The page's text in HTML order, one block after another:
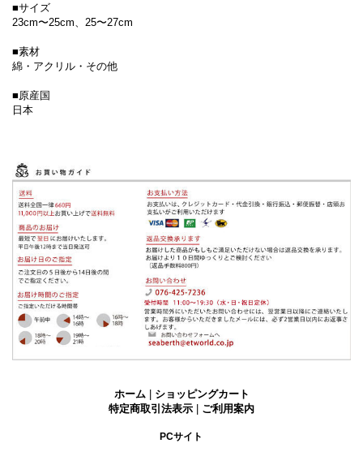
■サイズ
23cm〜25cm、25〜27cm
■素材
綿・アクリル・その他
■原産国
日本
ホーム | ショッピングカート
特定商取引法表示 | ご利用案内
PCサイト